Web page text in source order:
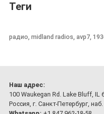
Теги
радио, midland radios, avp7,
Наш адрес:
100 Waukegan Rd. Lake Bluff, IL
Россия, г. Санкт-Петербург,